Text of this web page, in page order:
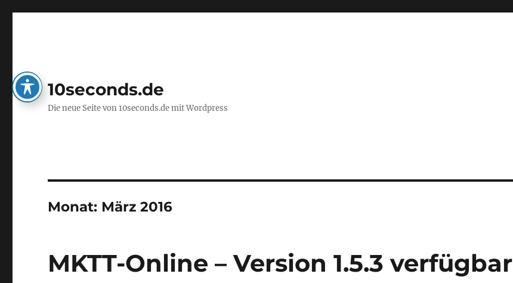
10seconds.de
Die neue Seite von 10seconds.de mit Wordpress
Monat: März 2016
MKTT-Online – Version 1.5.3 verfügbar